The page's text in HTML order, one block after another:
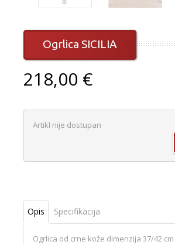
Ogrlica SICILIA
218,00 €
Artikl nije dostupan
Opis Specifikacija
Ogrlica od crne kože dimenzija 37/42